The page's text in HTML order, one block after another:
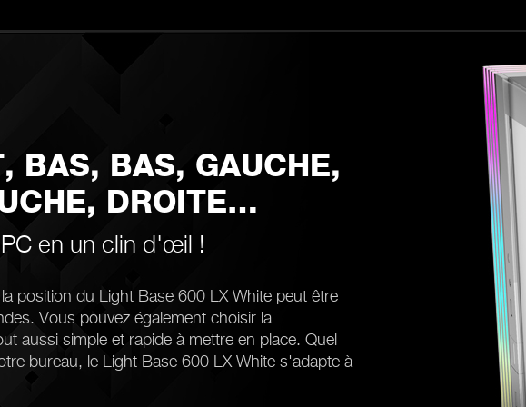
BAS, BAS, GAUCHE,
DROITE…
en un clin d'œil !
position du Light Base 600 LX White peut être
Vous pouvez également choisir la
aussi simple et rapide à mettre en place. Quel
bureau, le Light Base 600 LX White s'adapte à